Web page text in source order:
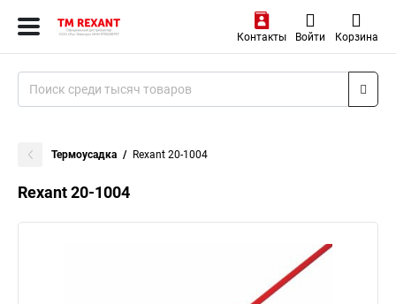
Контакты Войти Корзина
Термоусадка Rexant 20-1004
Rexant 20-1004